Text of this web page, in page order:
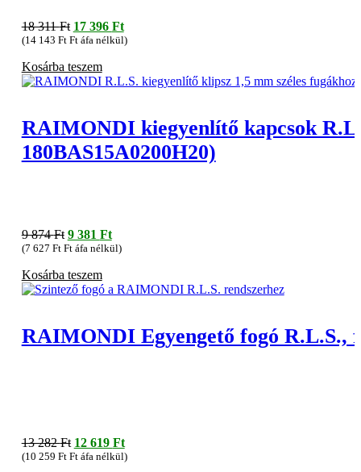
18 311Ft Original
price
18
311 Ft.
17 396 FtCurrent
price
396 Ft.
(14 143 FtFt áfa nélkül)
Kosárba teszem
RAIMONDI kiegyenlítő kapcsok
180BAS15A0200H20)
9 874Ft Original
price
9
874 Ft.
9 381 FtCurrent
price
381 Ft.
(7 627 FtFt áfa nélkül)
Kosárba teszem
RAIMONDI Egyengető fogó R.L.S.,
13 282Ft Original
price
12 619 FtCurrent
price
(10 259 FtFt áfa nélkül)